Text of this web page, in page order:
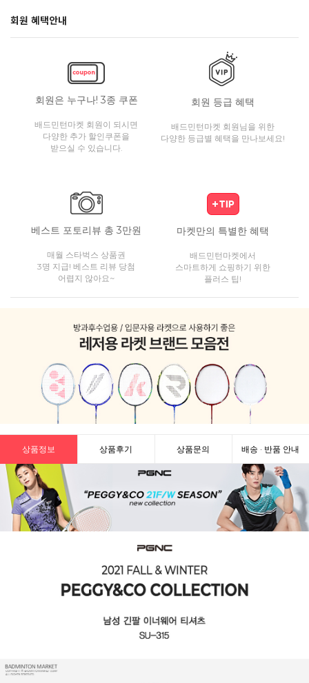
회원 혜택안내
회원은 누구나! 3종 쿠폰
배드민턴마켓 회원이 되시면
다양한 추가 할인쿠폰을
받으실 수 있습니다.
회원 등급 혜택
배드민턴마켓 회원님을 위한
다양한 등급별 혜택을 만나보세요!
베스트 포토리뷰 총 3만원
매월 스타벅스 상품권
3명 지급! 베스트 리뷰 당첨
어렵지 않아요~
마켓만의 특별한 혜택
배드민턴마켓에서
스마트하게 쇼핑하기 위한
플러스 팁!
상품정보 상품후기 상품문의 배송 · 반품 안내